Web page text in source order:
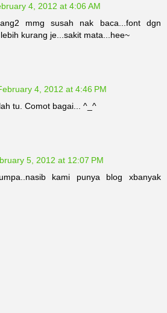
4, 2012 at 4:06 AM
mmg susah nak baca...font dgn
kurang je...sakit mata...hee~
4, 2012 at 4:46 PM
tu. Comot bagai... ^_^
5, 2012 at 12:07 PM
kami punya blog xbanyak